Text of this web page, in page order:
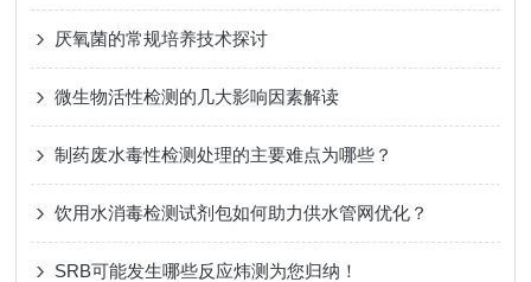
厌氧菌的常规培养技术探讨
微生物活性检测的几大影响因素解读
制药废水毒性检测处理的主要难点为哪些？
饮用水消毒检测试剂包如何助力供水管网优化？
SRB可能发生哪些反应炜测为您归纳！